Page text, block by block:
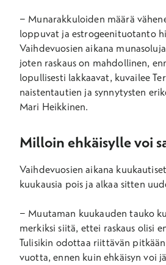
− Munarakkuloiden määrä
loppuvat ja estrogeenituotanto
Vaihdevuosien aikana
joten raskaus on mahdollinen,
lopullisesti lakkaavat, kuvailee
naistentautien ja synnytysten
Mari Heikkinen.
Milloin ehkäisylle voi
Vaihdevuosien aikana
kuukausia pois ja alkaa sitten
− Muutaman kuukauden tauko
merkiksi siitä, ettei raskaus olisi
Tulisikin odottaa riittävän
vuotta, ennen kuin ehkäisyn voi